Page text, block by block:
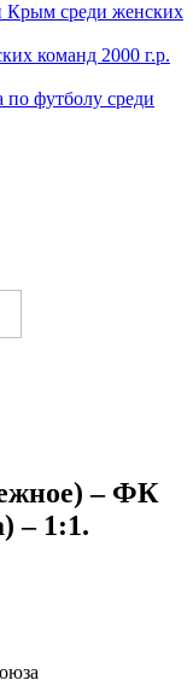
Крым среди женских
команд 2000 г.р.
футболу среди
– ФК
– 1:1.